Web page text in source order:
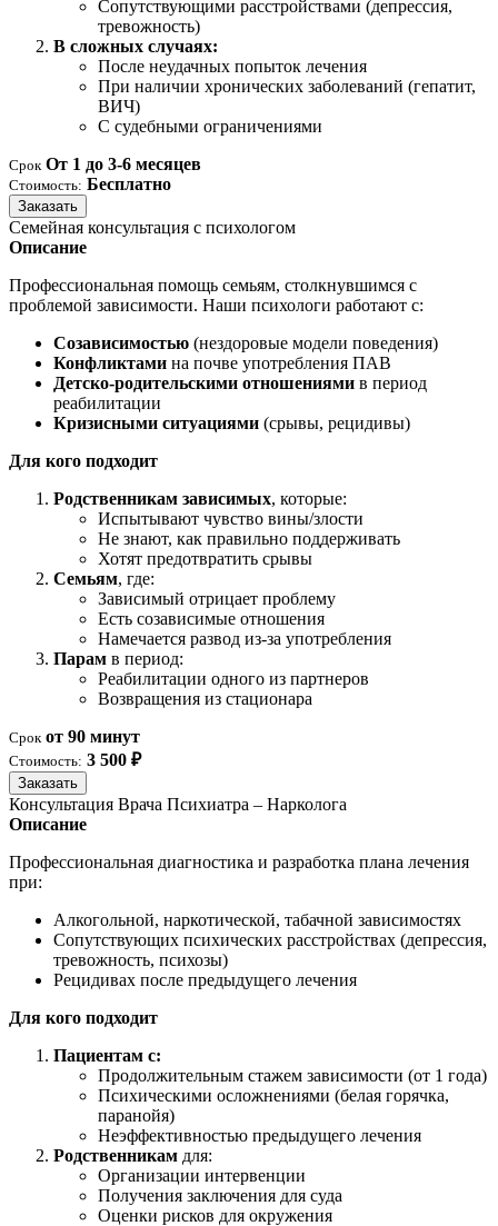
Сопутствующими расстройствами (депрессия,
тревожность)
В сложных случаях:
После неудачных попыток лечения
При наличии хронических заболеваний (гепатит,
ВИЧ)
С судебными ограничениями
Срок От 1 до 3-6 месяцев
Стоимость: Бесплатно
Заказать
Семейная консультация с психологом
Описание
Профессиональная помощь семьям, столкнувшимся с
проблемой зависимости. Наши психологи работают с:
Созависимостью (нездоровые модели поведения)
Конфликтами на почве употребления ПАВ
Детско-родительскими отношениями в период
реабилитации
Кризисными ситуациями (срывы, рецидивы)
Для кого подходит
Родственникам зависимых, которые:
Испытывают чувство вины/злости
Не знают, как правильно поддерживать
Хотят предотвратить срывы
Семьям, где:
Зависимый отрицает проблему
Есть созависимые отношения
Намечается развод из-за употребления
Парам в период:
Реабилитации одного из партнеров
Возвращения из стационара
Срок от 90 минут
Стоимость: 3 500 ₽
Заказать
Консультация Врача Психиатра – Нарколога
Описание
Профессиональная диагностика и разработка плана лечения
при:
Алкогольной, наркотической, табачной зависимостях
Сопутствующих психических расстройствах (депрессия,
тревожность, психозы)
Рецидивах после предыдущего лечения
Для кого подходит
Пациентам с:
Продолжительным стажем зависимости (от 1 года)
Психическими осложнениями (белая горячка,
паранойя)
Неэффективностью предыдущего лечения
Родственникам для:
Организации интервенции
Получения заключения для суда
Оценки рисков для окружения